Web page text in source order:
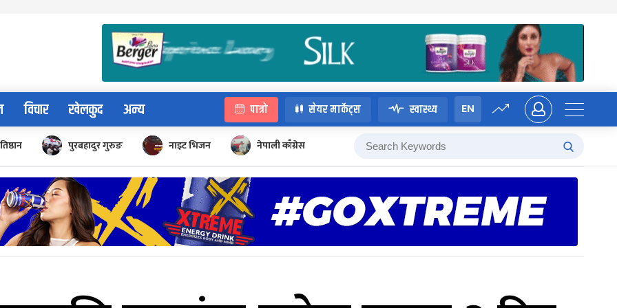
विचार खेलकुद अन्य पात्रो सेयर मार्केट्स स्वास्थ्य EN
पुरबहादुर गुरुङ नाइट भिजन नेपाली काँग्रेस